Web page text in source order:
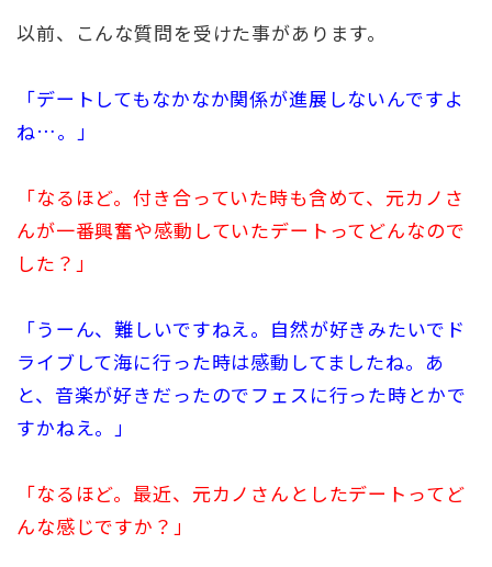
以前、こんな質問を受けた事があります。
「デートしてもなかなか関係が進展しないんですよ
ね…。」
「なるほど。付き合っていた時も含めて、元カノさ
んが一番興奮や感動していたデートってどんなので
した？」
「うーん、難しいですねえ。自然が好きみたいでド
ライブして海に行った時は感動してましたね。あ
と、音楽が好きだったのでフェスに行った時とかで
すかねえ。」
「なるほど。最近、元カノさんとしたデートってど
んな感じですか？」